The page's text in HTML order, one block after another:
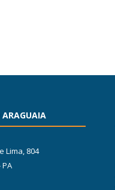
ARAGUAIA
Lima, 804